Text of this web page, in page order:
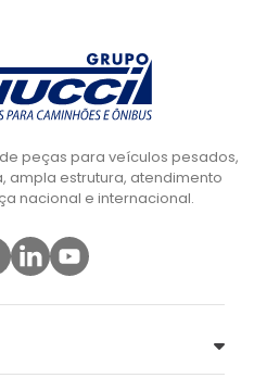
peças para veículos pesados,
ampla estrutura, atendimento
nacional e internacional.